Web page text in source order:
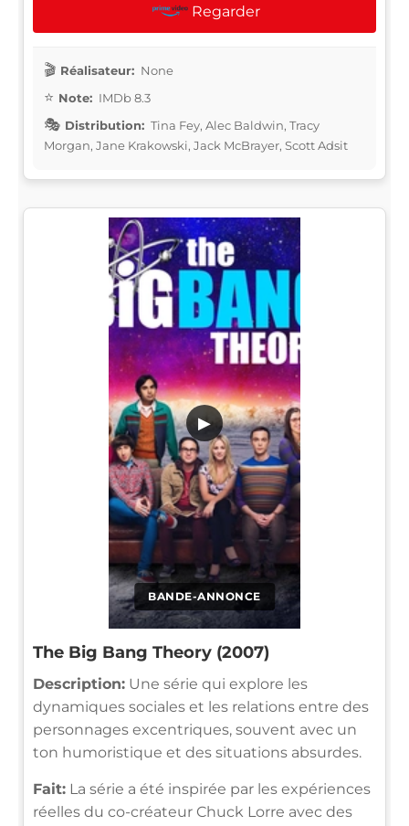
Regarder
Réalisateur: None
Note: IMDb 8.3
Distribution: Tina Fey, Alec Baldwin, Tracy
Morgan, Jane Krakowski, Jack McBrayer, Scott Adsit
BANDE-ANNONCE
▶
The Big Bang Theory (2007)
Description: Une série qui explore les
dynamiques sociales et les relations entre des
personnages excentriques, souvent avec un
ton humoristique et des situations absurdes.
Fait: La série a été inspirée par les expériences
réelles du co-créateur Chuck Lorre avec des